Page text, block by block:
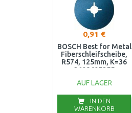
0,91 €
BOSCH Best for Metal
Fiberschleifscheibe,
R574, 125mm, K=36
2608607255
AUF LAGER
IN DEN
WARENKORB